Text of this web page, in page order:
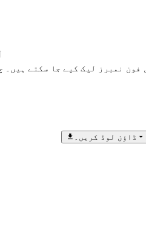
فون نمبرز لیک کیے جا سکتے
ڈاؤن لوڈ کریں۔